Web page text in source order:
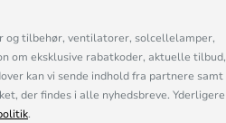
og tilbehør, ventilatorer, solcellelamper,
om eksklusive rabatkoder, aktuelle tilbud,
kan vi sende indhold fra partnere samt
der findes i alle nyhedsbreve. Yderligere
.